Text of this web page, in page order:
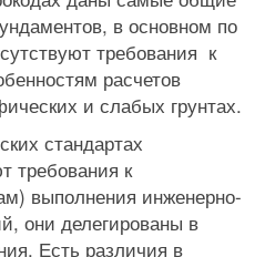
в основном по
требования к
расчетов
и слабых грунтах.
стандартах
требования к
выполнения инженерно-
они делегированы в
Есть различия в